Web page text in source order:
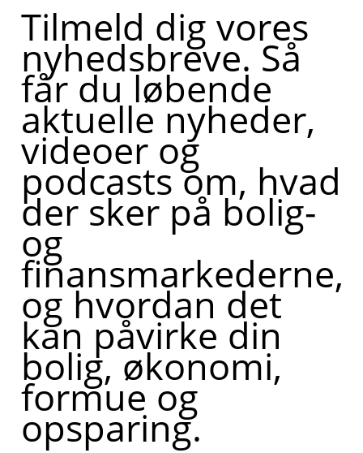
Tilmeld dig vores
nyhedsbreve. Så
får du løbende
aktuelle nyheder,
videoer og
podcasts om, hvad
der sker på bolig-
og
finansmarkederne,
og hvordan det
kan påvirke din
bolig, økonomi,
formue og
opsparing.